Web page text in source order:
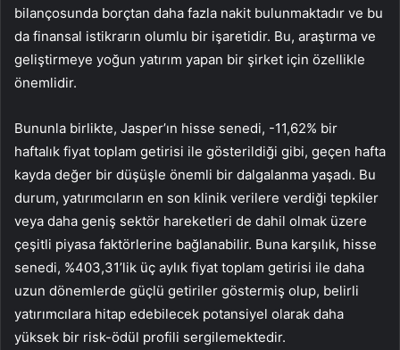
bilançosunda borçtan daha fazla nakit bulunmaktadır ve bu
da finansal istikrarın olumlu bir işaretidir. Bu, araştırma ve
geliştirmeye yoğun yatırım yapan bir şirket için özellikle
önemlidir.
Bununla birlikte, Jasper’ın hisse senedi, -11,62% bir
haftalık fiyat toplam getirisi ile gösterildiği gibi, geçen hafta
kayda değer bir düşüşle önemli bir dalgalanma yaşadı. Bu
durum, yatırımcıların en son klinik verilere verdiği tepkiler
veya daha geniş sektör hareketleri de dahil olmak üzere
çeşitli piyasa faktörlerine bağlanabilir. Buna karşılık, hisse
senedi, %403,31’lik üç aylık fiyat toplam getirisi ile daha
uzun dönemlerde güçlü getiriler göstermiş olup, belirli
yatırımcılara hitap edebilecek potansiyel olarak daha
yüksek bir risk-ödül profili sergilemektedir.